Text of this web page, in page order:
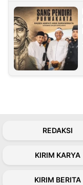
REDAKSI
KIRIM KARYA
KIRIM BERITA